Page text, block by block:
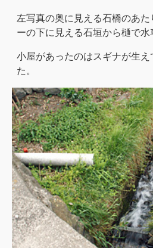
左写真の奥に見える石橋のあ
ーの下に見える石垣から樋で水
小屋があったのはスギナが生
た。